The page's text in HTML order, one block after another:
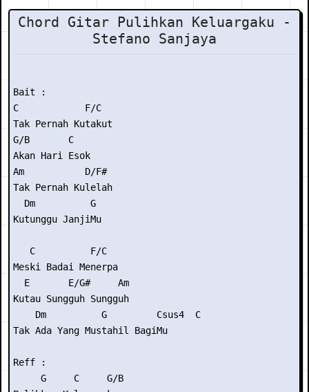
Chord Gitar Pulihkan Keluargaku -
Stefano Sanjaya
Bait :
C            F/C
Tak Pernah Kutakut
G/B       C
Akan Hari Esok
Am           D/F#
Tak Pernah Kulelah
  Dm          G
Kutunggu JanjiMu
   C          F/C
Meski Badai Menerpa
  E       E/G#     Am
Kutau Sungguh Sungguh
    Dm          G         Csus4  C
Tak Ada Yang Mustahil BagiMu
Reff :
     G     C     G/B